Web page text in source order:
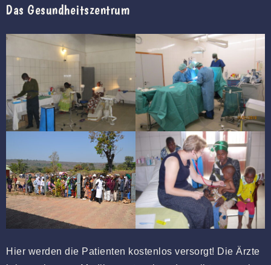
Das Gesundheitszentrum
Hier werden die Patienten kostenlos versorgt! Die Ärzte